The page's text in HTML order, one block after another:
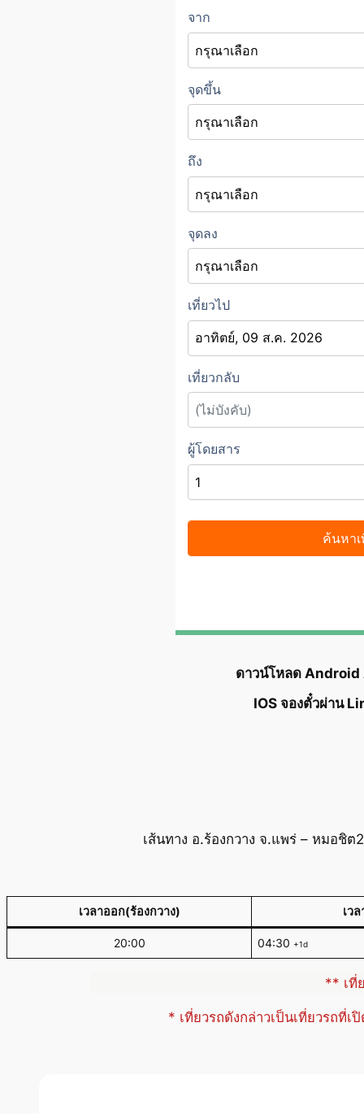
ดาวน์โหลด Android
IOS จองตั๋วผ่าน
เส้นทาง อ.ร้องกวาง จ.แพร่ – หมอชิ
เวลาออก(ร้องกวาง) เว
20:00 04:30 +1d
** เที่
* เที่ยวรถดังกล่าวเป็นเที่ยวรถที่